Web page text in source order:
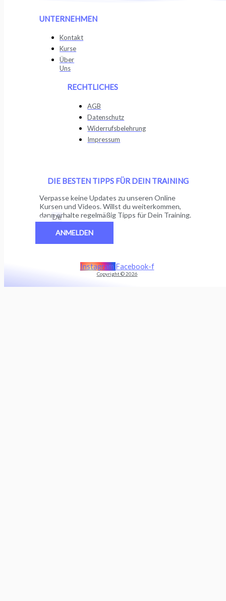
UNTERNEHMEN
Kontakt
Kurse
Über
Uns
RECHTLICHES
AGB
Datenschutz
Widerrufsbelehrung
Impressum
DIE BESTEN TIPPS FÜR DEIN TRAINING
Verpasse keine Updates zu unseren Online
Kursen und Videos. Willst du weiterkommen,
dann erhalte regelmäßig Tipps für Dein Training.
Email
ANMELDEN
Instagram Facebook-f
Copyright © 2026